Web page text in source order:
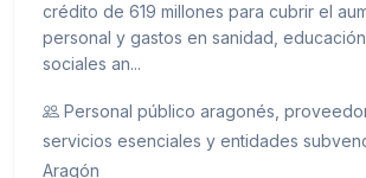
crédito de 619 millones para cubrir el
personal y gastos en sanidad,
sociales an...
Personal público aragonés,
servicios esenciales y entidades
Aragón